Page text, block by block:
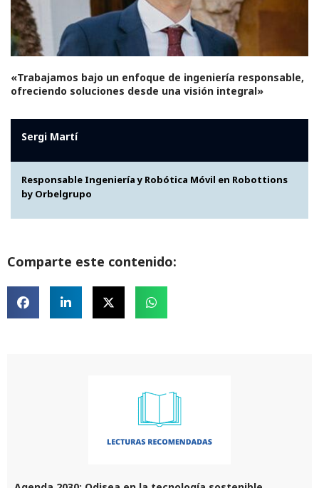
«Trabajamos bajo un enfoque de ingeniería responsable,
ofreciendo soluciones desde una visión integral»
Sergi Martí
Responsable Ingeniería y Robótica Móvil en Robottions
by Orbelgrupo
Comparte este contenido: